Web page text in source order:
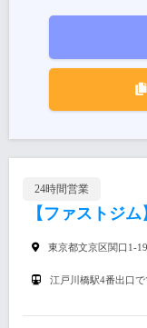
24時間営業
【ファストジ
東京都文京区関口1-
江戸川橋駅4番出口で